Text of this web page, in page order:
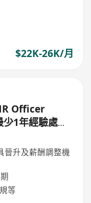
$22K-26K/月
Officer
1年經驗處理
理經驗更好)
晉升及薪酬調整機
等